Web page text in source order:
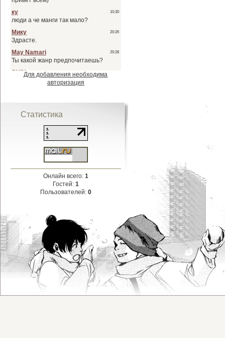
Для добавления необходима
авторизация
Статистика
Онлайн всего: 1
Гостей: 1
Пользователей: 0